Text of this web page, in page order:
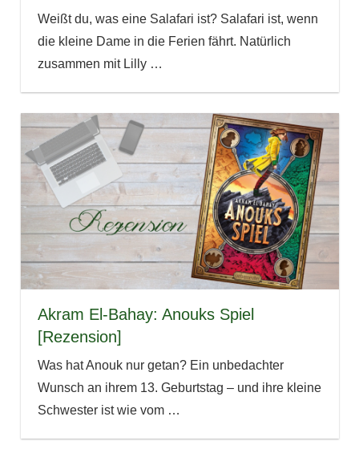
Weißt du, was eine Salafari ist? Salafari ist, wenn
die kleine Dame in die Ferien fährt. Natürlich
zusammen mit Lilly …
Akram El-Bahay: Anouks Spiel
[Rezension]
Was hat Anouk nur getan? Ein unbedachter
Wunsch an ihrem 13. Geburtstag – und ihre kleine
Schwester ist wie vom …